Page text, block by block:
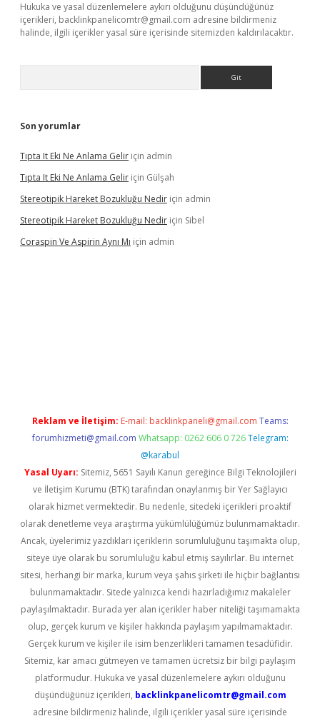
Hukuka ve yasal düzenlemelere aykırı olduğunu düşündüğünüz
içerikleri, backlinkpanelicomtr@gmail.com adresine bildirmeniz
halinde, ilgili içerikler yasal süre içerisinde sitemizden kaldırılacaktır.
Son yorumlar
Tıpta It Eki Ne Anlama Gelir için admin
Tıpta It Eki Ne Anlama Gelir için Gülşah
Stereotipik Hareket Bozukluğu Nedir için admin
Stereotipik Hareket Bozukluğu Nedir için Sibel
Coraspin Ve Aspirin Aynı Mı için admin
Reklam ve İletişim: E-mail: backlinkpaneli@gmail.com Teams:
forumhizmeti@gmail.com Whatsapp: 0262 606 0 726 Telegram:
@karabul
Yasal Uyarı: Sitemiz, 5651 Sayılı Kanun gereğince Bilgi Teknolojileri
ve İletişim Kurumu (BTK) tarafından onaylanmış bir Yer Sağlayıcı
olarak hizmet vermektedir. Bu nedenle, sitedeki içerikleri proaktif
olarak denetleme veya araştırma yükümlülüğümüz bulunmamaktadır.
Ancak, üyelerimiz yazdıkları içeriklerin sorumluluğunu taşımakta olup,
siteye üye olarak bu sorumluluğu kabul etmiş sayılırlar. Bu internet
sitesi, herhangi bir marka, kurum veya şahıs şirketi ile hiçbir bağlantısı
bulunmamaktadır. Sitede yalnızca kendi hazırladığımız makaleler
paylaşılmaktadır. Burada yer alan içerikler haber niteliği taşımamakta
olup, gerçek kurum ve kişiler hakkında paylaşım yapılmamaktadır.
Gerçek kurum ve kişiler ile isim benzerlikleri tamamen tesadüfidir.
Sitemiz, kar amacı gütmeyen ve tamamen ücretsiz bir bilgi paylaşım
platformudur. Hukuka ve yasal düzenlemelere aykırı olduğunu
düşündüğünüz içerikleri, backlinkpanelicomtr@gmail.com
adresine bildirmeniz halinde, ilgili içerikler yasal süre içerisinde